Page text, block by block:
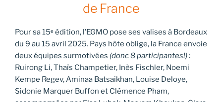
de France
Pour sa 15ᵉ édition, l’EGMO pose ses valises à Bordeaux
du 9 au 15 avril 2025. Pays hôte oblige, la France envoie
deux équipes surmotivées (donc 8 participantes!):
Ruirong Li, Thaïs Champetier, Inès Fischler, Noemi
Kempe Regev, Aminaa Batsaikhan, Louise Deloye,
Sidonie Marquer Buffon et Clémence Pham,